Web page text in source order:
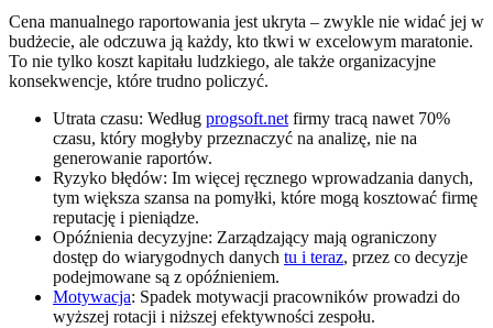
Cena manualnego raportowania jest ukryta – zwykle nie widać jej w
budżecie, ale odczuwa ją każdy, kto tkwi w excelowym maratonie.
To nie tylko koszt kapitału ludzkiego, ale także organizacyjne
konsekwencje, które trudno policzyć.
Utrata czasu: Według progsoft.net firmy tracą nawet 70%
czasu, który mogłyby przeznaczyć na analizę, nie na
generowanie raportów.
Ryzyko błędów: Im więcej ręcznego wprowadzania danych,
tym większa szansa na pomyłki, które mogą kosztować firmę
reputację i pieniądze.
Opóźnienia decyzyjne: Zarządzający mają ograniczony
dostęp do wiarygodnych danych tu i teraz, przez co decyzje
podejmowane są z opóźnieniem.
Motywacja: Spadek motywacji pracowników prowadzi do
wyższej rotacji i niższej efektywności zespołu.